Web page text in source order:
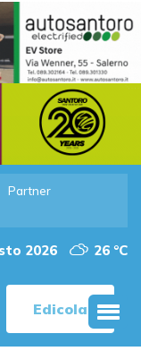
Partner
2026 26 °C
Edicola